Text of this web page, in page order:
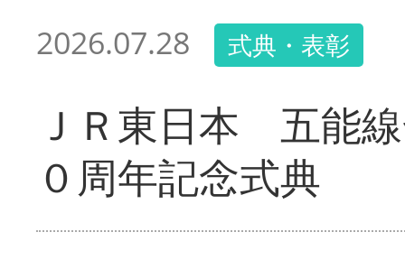
2026.07.28 式典・表彰
ＪＲ東日本 五能
０周年記念式典